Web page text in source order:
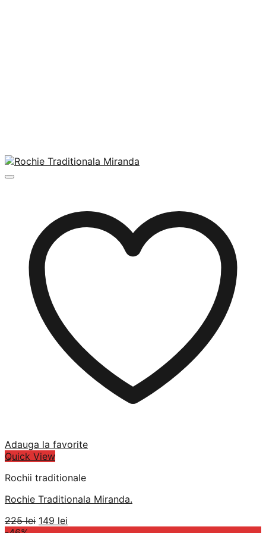
Adauga la favorite
Quick View
Rochii traditionale
Rochie Traditionala Miranda.
225lei Prețul
149 lei